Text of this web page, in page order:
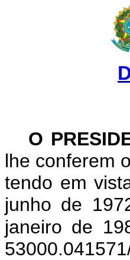
O
lhe conferem
tendo em
junho de
janeiro de